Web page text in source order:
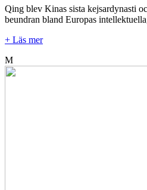
Qing blev Kinas sista kejsardynasti
beundran bland Europas
+ Läs mer
M